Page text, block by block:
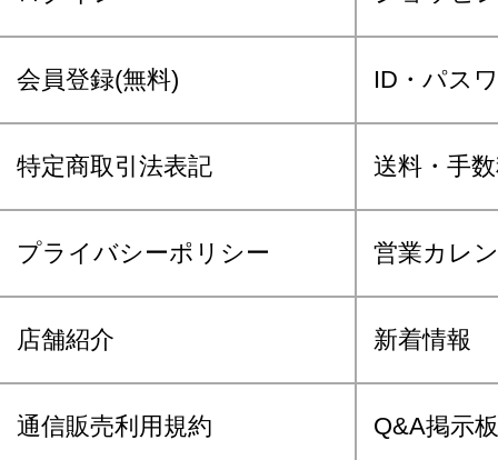
会員登録(無料) ID・パス
特定商取引法表記 送料・手
プライバシーポリシー 営業カレ
店舗紹介 新着情報
通信販売利用規約 Q&A掲示板